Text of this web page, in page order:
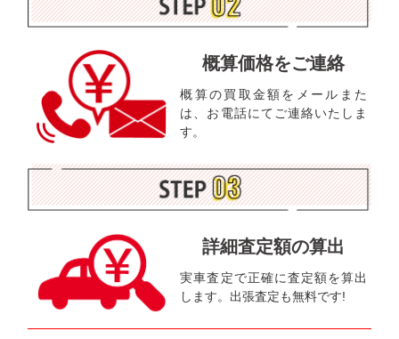
概算価格をご連絡
概算の買取金額をメールまた
は、お電話にてご連絡いたしま
す。
詳細査定額の算出
実車査定で正確に査定額を算出
します。出張査定も無料です!